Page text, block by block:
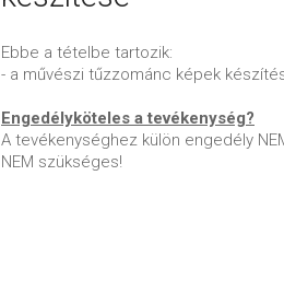
Ebbe a tételbe tartozik:
- a művészi tűzzománc képek
Engedélyköteles a tevékenység?
A tevékenységhez külön engedély
NEM szükséges!